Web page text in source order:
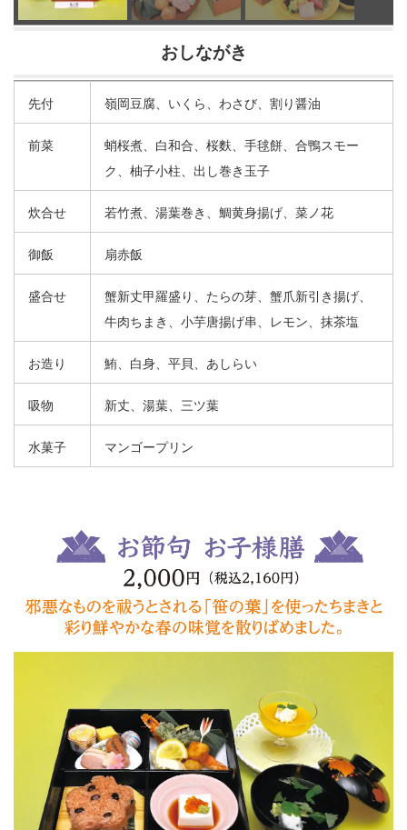
おしながき
先付 嶺岡豆腐、いくら、わさび、割り醤油
前菜
蛸桜煮、白和合、桜麩、手毬餅、合鴨スモー
ク、柚子小柱、出し巻き玉子
炊合せ 若竹煮、湯葉巻き、鯛黄身揚げ、菜ノ花
御飯 扇赤飯
盛合せ
蟹新丈甲羅盛り、たらの芽、蟹爪新引き揚げ、
牛肉ちまき、小芋唐揚げ串、レモン、抹茶塩
お造り 鮪、白身、平貝、あしらい
吸物 新丈、湯葉、三ツ葉
水菓子 マンゴープリン